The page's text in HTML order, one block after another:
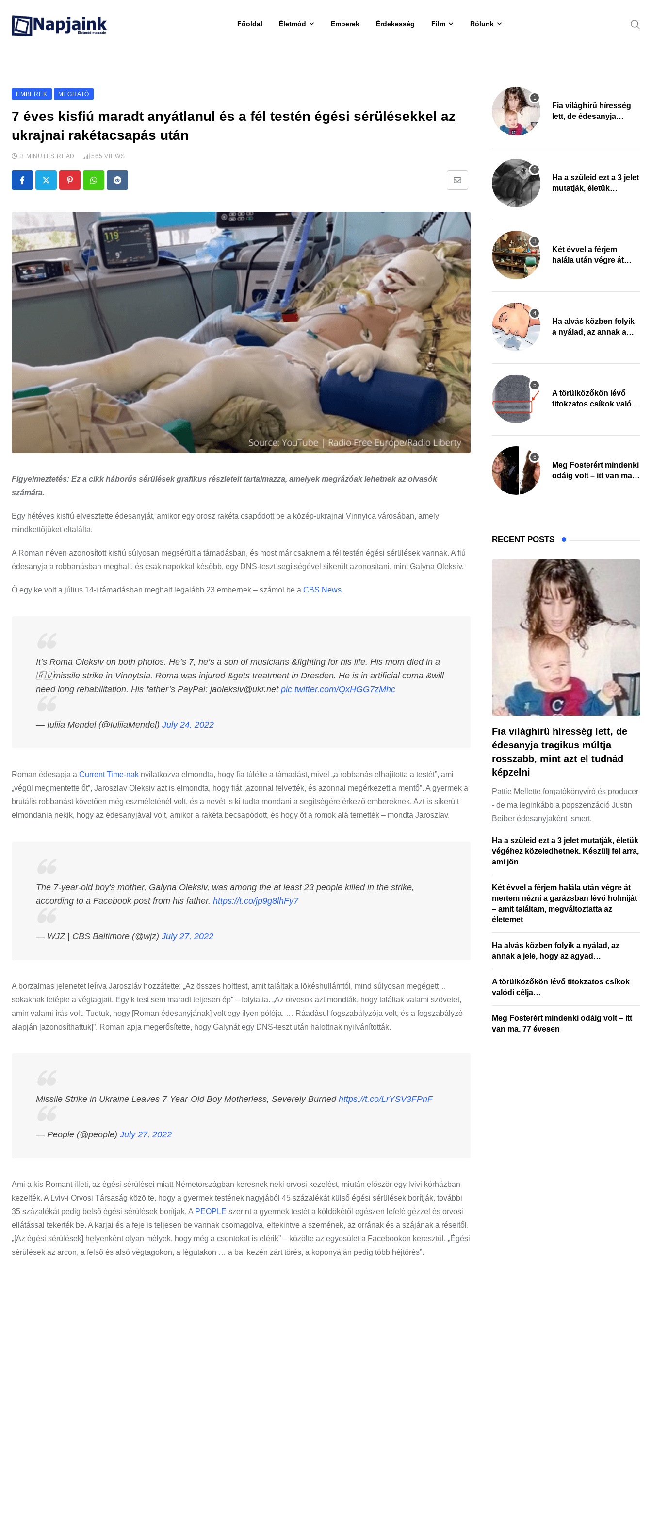
content
Főoldal Életmód Emberek Érdekesség Film Rólunk
EMBEREK MEGHATÓ
7 éves kisfiú maradt anyátlanul és a fél testén égési sérülésekkel az
ukrajnai rakétacsapás után
3 MINUTES READ 565 VIEWS
PinterestWhatsappReddit
Email
Figyelmeztetés: Ez a cikk háborús sérülések grafikus részleteit tartalmazza, amelyek megrázóak lehetnek az olvasók
számára.
Egy hétéves kisfiú elvesztette édesanyját, amikor egy orosz rakéta csapódott be a közép-ukrajnai Vinnyica városában, amely
mindkettőjüket eltalálta.
A Roman néven azonosított kisfiú súlyosan megsérült a támadásban, és most már csaknem a fél testén égési sérülések vannak. A fiú
édesanyja a robbanásban meghalt, és csak napokkal később, egy DNS-teszt segítségével sikerült azonosítani, mint Galyna Oleksiv.
Ő egyike volt a július 14-i támadásban meghalt legalább 23 embernek – számol be a CBS News.
It’s Roma Oleksiv on both photos. He’s 7, he’s a son of musicians &fighting for his life. His mom died in a
🇷🇺missile strike in Vinnytsia. Roma was injured &gets treatment in Dresden. He is in artificial coma &will
need long rehabilitation. His father’s PayPal: jaoleksiv@ukr.net pic.twitter.com/QxHGG7zMhc
— Iuliia Mendel (@IuliiaMendel) July 24, 2022
Roman édesapja a Current Time-nak nyilatkozva elmondta, hogy fia túlélte a támadást, mivel „a robbanás elhajította a testét”, ami
„végül megmentette őt”, Jaroszlav Oleksiv azt is elmondta, hogy fiát „azonnal felvették, és azonnal megérkezett a mentő”. A gyermek a
brutális robbanást követően még eszméleténél volt, és a nevét is ki tudta mondani a segítségére érkező embereknek. Azt is sikerült
elmondania nekik, hogy az édesanyjával volt, amikor a rakéta becsapódott, és hogy őt a romok alá temették – mondta Jaroszlav.
The 7-year-old boy's mother, Galyna Oleksiv, was among the at least 23 people killed in the strike,
according to a Facebook post from his father. https://t.co/jp9g8lhFy7
— WJZ | CBS Baltimore (@wjz) July 27, 2022
A borzalmas jelenetet leírva Jaroszláv hozzátette: „Az összes holttest, amit találtak a lökéshullámtól, mind súlyosan megégett…
sokaknak letépte a végtagjait. Egyik test sem maradt teljesen ép” – folytatta. „Az orvosok azt mondták, hogy találtak valami szövetet,
amin valami írás volt. Tudtuk, hogy [Roman édesanyjának] volt egy ilyen pólója. … Ráadásul fogszabályzója volt, és a fogszabályzó
alapján [azonosíthattuk]”. Roman apja megerősítette, hogy Galynát egy DNS-teszt után halottnak nyilvánították.
Missile Strike in Ukraine Leaves 7-Year-Old Boy Motherless, Severely Burned https://t.co/LrYSV3FPnF
— People (@people) July 27, 2022
Ami a kis Romant illeti, az égési sérülései miatt Németországban keresnek neki orvosi kezelést, miután először egy lvivi kórházban
kezelték. A Lviv-i Orvosi Társaság közölte, hogy a gyermek testének nagyjából 45 százalékát külső égési sérülések borítják, további
35 százalékát pedig belső égési sérülések borítják. A PEOPLE szerint a gyermek testét a köldökétől egészen lefelé gézzel és orvosi
ellátással tekerték be. A karjai és a feje is teljesen be vannak csomagolva, eltekintve a szemének, az orrának és a szájának a réseitől.
„[Az égési sérülések] helyenként olyan mélyek, hogy még a csontokat is elérik” – közölte az egyesület a Facebookon keresztül. „Égési
sérülések az arcon, a felső és alsó végtagokon, a légutakon … a bal kezén zárt törés, a koponyáján pedig több héjtörés”.
Fia világhírű híresség
lett, de édesanyja
tudnád képzelni
Ha a szüleid ezt a 3 jelet
mutatják, életük
fel arra, ami jön
Két évvel a férjem
halála után végre át
– amit találtam,
Ha alvás közben folyik
a nyálad, az annak a
A törülközőkön lévő
titokzatos csíkok valódi
Meg Fosterért mindenki
odáig volt – itt van ma,
RECENT POSTS
Fia világhírű híresség lett, de
édesanyja tragikus múltja
rosszabb, mint azt el tudnád
képzelni
Pattie Mellette forgatókönyvíró és producer
- de ma leginkább a popszenzáció Justin
Beiber édesanyjaként ismert.
Ha a szüleid ezt a 3 jelet mutatják, életük
végéhez közeledhetnek. Készülj fel arra,
ami jön
Két évvel a férjem halála után végre át
mertem nézni a garázsban lévő holmiját
– amit találtam, megváltoztatta az
életemet
Ha alvás közben folyik a nyálad, az
annak a jele, hogy az agyad…
A törülközőkön lévő titokzatos csíkok
valódi célja…
Meg Fosterért mindenki odáig volt – itt
van ma, 77 évesen